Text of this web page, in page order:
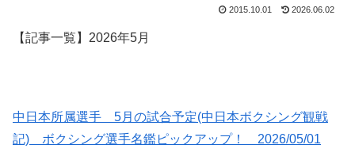
2015.10.01 2026.06.02
【記事一覧】2026年5月
中日本所属選手 5月の試合予定(中日本ボクシング観戦
記) ボクシング選手名鑑ピックアップ！ 2026/05/01